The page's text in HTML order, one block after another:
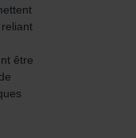
être